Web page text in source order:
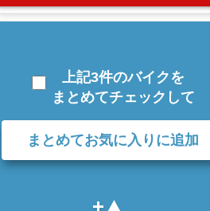
上記3件のバイクを
まとめてチェックして
まとめてお気に入りに追加